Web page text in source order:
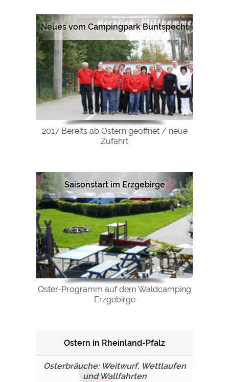
Neues vom Campingpark Buntspecht
2017 Bereits ab Ostern geöffnet / neue
Zufahrt
Saisonstart im Erzgebirge
Oster-Programm auf dem Waldcamping
Erzgebirge
Ostern in Rheinland-Pfalz
Osterbräuche: Weitwurf, Wettlaufen
und Wallfahrten